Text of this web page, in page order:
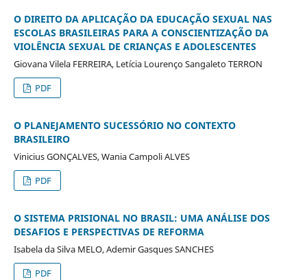
O DIREITO DA APLICAÇÃO DA EDUCAÇÃO SEXUAL NAS
ESCOLAS BRASILEIRAS PARA A CONSCIENTIZAÇÃO DA
VIOLÊNCIA SEXUAL DE CRIANÇAS E ADOLESCENTES
Giovana Vilela FERREIRA, Letícia Lourenço Sangaleto TERRON
PDF
O PLANEJAMENTO SUCESSÓRIO NO CONTEXTO
BRASILEIRO
Vinicius GONÇALVES, Wania Campoli ALVES
PDF
O SISTEMA PRISIONAL NO BRASIL: UMA ANÁLISE DOS
DESAFIOS E PERSPECTIVAS DE REFORMA
Isabela da Silva MELO, Ademir Gasques SANCHES
PDF